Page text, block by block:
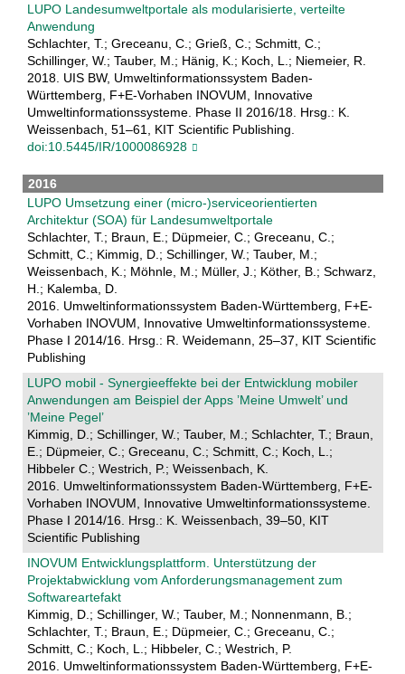
LUPO Landesumweltportale als modularisierte, verteilte
Anwendung
Schlachter, T.; Greceanu, C.; Grieß, C.; Schmitt, C.;
Schillinger, W.; Tauber, M.; Hänig, K.; Koch, L.; Niemeier, R.
2018. UIS BW, Umweltinformationssystem Baden-
Württemberg, F+E-Vorhaben INOVUM, Innovative
Umweltinformationssysteme. Phase II 2016/18. Hrsg.: K.
Weissenbach, 51–61, KIT Scientific Publishing.
doi:10.5445/IR/1000086928
2016
LUPO Umsetzung einer (micro-)serviceorientierten
Architektur (SOA) für Landesumweltportale
Schlachter, T.; Braun, E.; Düpmeier, C.; Greceanu, C.;
Schmitt, C.; Kimmig, D.; Schillinger, W.; Tauber, M.;
Weissenbach, K.; Möhnle, M.; Müller, J.; Köther, B.; Schwarz,
H.; Kalemba, D.
2016. Umweltinformationssystem Baden-Württemberg, F+E-
Vorhaben INOVUM, Innovative Umweltinformationssysteme.
Phase I 2014/16. Hrsg.: R. Weidemann, 25–37, KIT Scientific
Publishing
LUPO mobil - Synergieeffekte bei der Entwicklung mobiler
Anwendungen am Beispiel der Apps ’Meine Umwelt’ und
’Meine Pegel’
Kimmig, D.; Schillinger, W.; Tauber, M.; Schlachter, T.; Braun,
E.; Düpmeier, C.; Greceanu, C.; Schmitt, C.; Koch, L.;
Hibbeler C.; Westrich, P.; Weissenbach, K.
2016. Umweltinformationssystem Baden-Württemberg, F+E-
Vorhaben INOVUM, Innovative Umweltinformationssysteme.
Phase I 2014/16. Hrsg.: K. Weissenbach, 39–50, KIT
Scientific Publishing
INOVUM Entwicklungsplattform. Unterstützung der
Projektabwicklung vom Anforderungsmanagement zum
Softwareartefakt
Kimmig, D.; Schillinger, W.; Tauber, M.; Nonnenmann, B.;
Schlachter, T.; Braun, E.; Düpmeier, C.; Greceanu, C.;
Schmitt, C.; Koch, L.; Hibbeler, C.; Westrich, P.
2016. Umweltinformationssystem Baden-Württemberg, F+E-